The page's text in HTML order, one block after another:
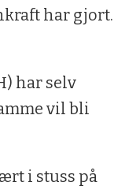
har gjort.
har selv
vil bli
i stuss på